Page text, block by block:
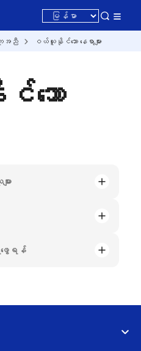
အညီ ဝယ်ယူနိုင်သော နေရာများ
ော
း
ဖွေရန်